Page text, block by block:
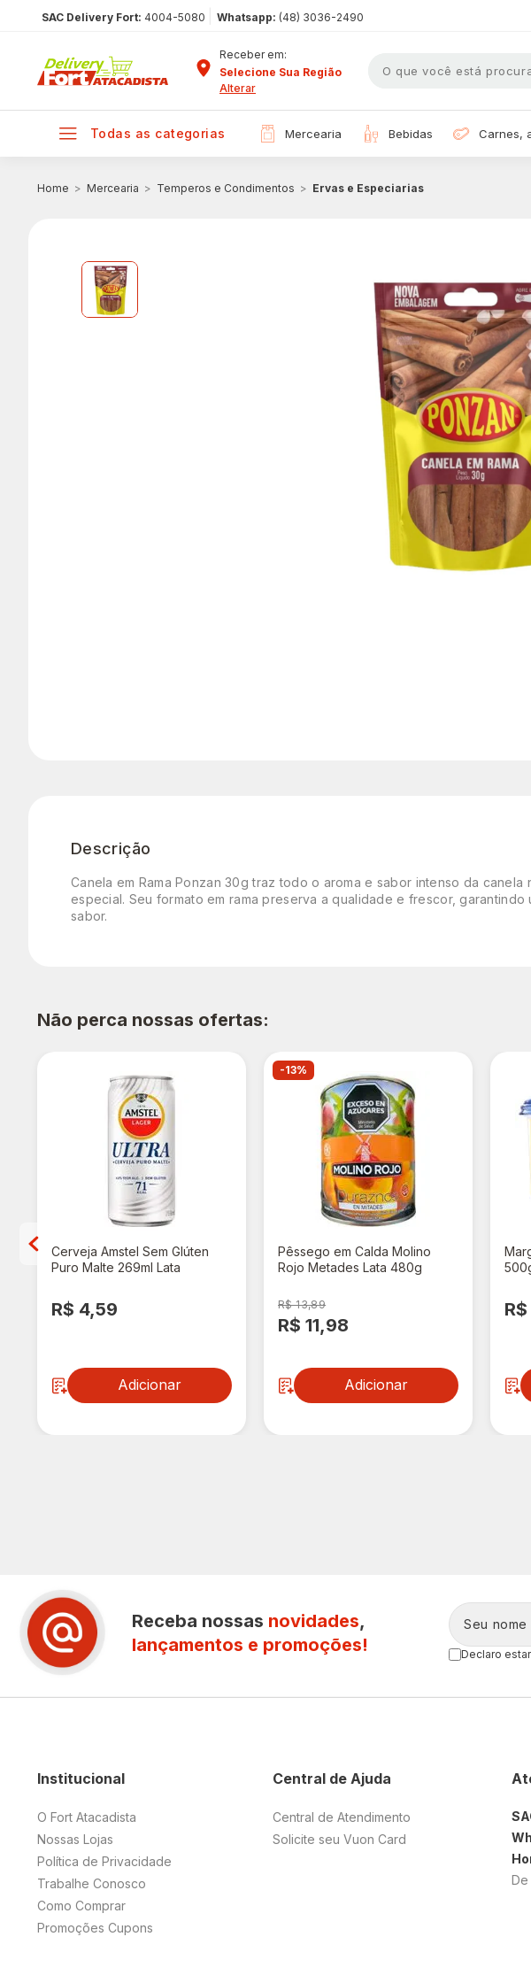
SAC Delivery Fort: 4004-5080 Whatsapp: (48) 3036-2490
Receber em:
Selecione Sua Região
Alterar
todas as categorias mercearia bebidas carnes,
Mercearia Temperos e Condimentos Ervas e Especiarias
Descrição
Canela em Rama Ponzan 30g traz todo o aroma e sabor intenso da
especial. Seu formato em rama preserva a qualidade e frescor,
sabor.
Não perca nossas ofertas:
Cerveja Amstel Sem Glúten
Puro Malte 269ml Lata
R$ 4,59
Adicionar
-13%
Pêssego em Calda Molino
Rojo Metades Lata 480g
R$ 13,89
R$ 11,98
Adicionar
Receba nossas novidades,
lançamentos e promoções!
Declaro
Central de Ajuda
Central de Atendimento
Solicite seu Vuon Card
Institucional
O Fort Atacadista
Nossas Lojas
Política de Privacidade
Trabalhe Conosco
Como Comprar
Promoções Cupons
De